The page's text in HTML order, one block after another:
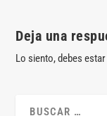
Deja una
Lo siento, debes